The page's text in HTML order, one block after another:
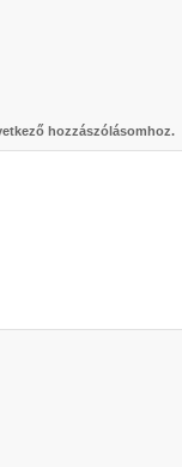
hozzászólásomhoz.